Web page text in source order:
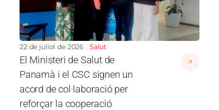
22 de juliol de 2026 Salut
El Ministeri de Salut de
Panamà i el CSC signen un
acord de col·laboració per
reforçar la cooperació